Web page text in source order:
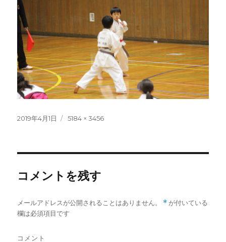
投
2019年4月1日
フ
5184 × 3456
コメントを残す
メールアドレスが公開されることはありません。 * が付いている
欄は必須項目です
コメント